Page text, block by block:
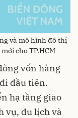
và mô hình đô thị
cho TP.HCM
vốn hàng
đầu tiên.
hạ tầng giao
vụ, du lịch và